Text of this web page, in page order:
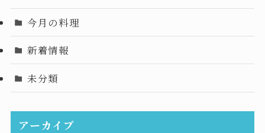
今月の料理
新着情報
未分類
アーカイブ